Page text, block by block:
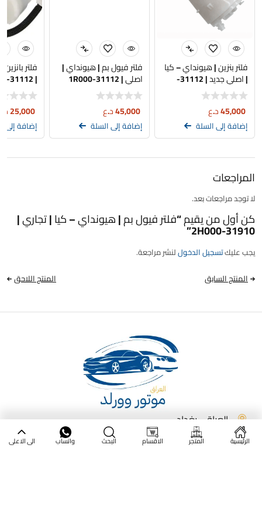
فلتر بنزين | هيونداي – كيا
| اصلي جديد | 31112-
C9100
45,000د.ع
إضافة إلى السلة
فلتر فيول بم | هيونداي |
اصلي | 31112-1R000
45,000د.ع
إضافة إلى السلة
فلتر
| 31112-3X000 | تجاري
25,000
إضافة إلى
المراجعات
لا توجد مراجعات بعد.
كن أول من يقيم “فلتر فيول بم | هيونداي – كيا | تجاري |
31910-2H000”
يجب عليكتسجيل الدخوللنشر مراجعة.
المنتج السابق
المنتج اللاحق
العراق - بغداد
الرئيسية المتجر الاقسام البحث واتساب الى الاعلى